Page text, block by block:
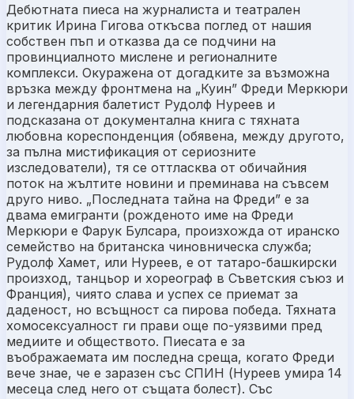
Дебютната пиеса на журналиста и театрален
критик Ирина Гигова откъсва поглед от нашия
собствен пъп и отказва да се подчини на
провинциалното мислене и регионалните
комплекси. Окуражена от догадките за възможна
връзка между фронтмена на „Куин” Фреди Меркюри
и легендарния балетист Рудолф Нуреев и
подсказана от документална книга с тяхната
любовна кореспонденция (обявена, между другото,
за пълна мистификация от сериозните
изследователи), тя се оттласква от обичайния
поток на жълтите новини и преминава на съвсем
друго ниво. „Последната тайна на Фреди” е за
двама емигранти (рожденото име на Фреди
Меркюри е Фарук Булсара, произхожда от иранско
семейство на британска чиновническа служба;
Рудолф Хамет, или Нуреев, е от татаро-башкирски
произход, танцьор и хореограф в Съветския съюз и
Франция), чиято слава и успех се приемат за
даденост, но всъщност са пирова победа. Тяхната
хомосексуалност ги прави още по-уязвими пред
медиите и обществото. Пиесата е за
въображаемата им последна среща, когато Фреди
вече знае, че е заразен със СПИН (Нуреев умира 14
месеца след него от същата болест). Със